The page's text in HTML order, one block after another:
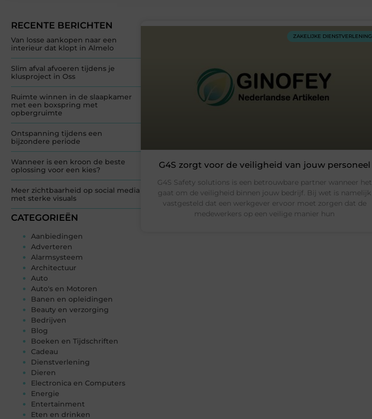
RECENTE BERICHTEN
Van losse aankopen naar een
interieur dat klopt in Almelo
Slim afval afvoeren tijdens je
klusproject in Oss
Ruimte winnen in de slaapkamer
met een boxspring met
opbergruimte
Ontspanning tijdens een
bijzondere periode
Wanneer is een kroon de beste
oplossing voor een kies?
Meer zichtbaarheid op social media
met sterke visuals
CATEGORIEËN
Aanbiedingen
Adverteren
Alarmsysteem
Architectuur
Auto
Auto's en Motoren
Banen en opleidingen
Beauty en verzorging
Bedrijven
Blog
Boeken en Tijdschriften
Cadeau
Dienstverlening
Dieren
Electronica en Computers
Energie
Entertainment
Eten en drinken
ZAKELIJKE DIENSTVERLENING
G4S zorgt voor de veiligheid van jouw personeel
G4S Safety solutions is een betrouwbare partner wanneer het
gaat om de veiligheid binnen jouw bedrijf. Bij wet is namelijk
vastgesteld dat een werkgever ervoor moet zorgen dat de
medewerkers op een veilige manier hun